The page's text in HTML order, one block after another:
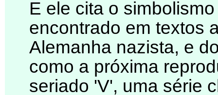
E ele cita o
encontrado em textos
Alemanha nazista, e
como a próxima
seriado 'V', uma série